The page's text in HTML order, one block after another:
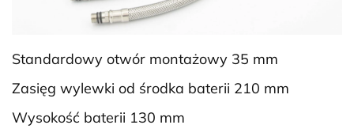
Standardowy otwór montażowy 35 mm
Zasięg wylewki od środka baterii 210 mm
Wysokość baterii 130 mm